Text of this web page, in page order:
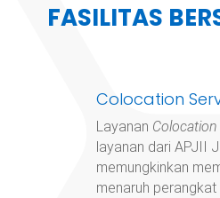
FASILITAS
Colocation
Layanan Colocation
layanan dari APJII
memungkinkan
menaruh